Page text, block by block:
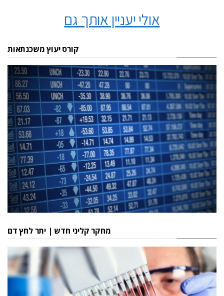
אולי יעניין אותך גם
קורס יעוץ משכנתאות
מחקר קליני חדש | יתר לחץ דם